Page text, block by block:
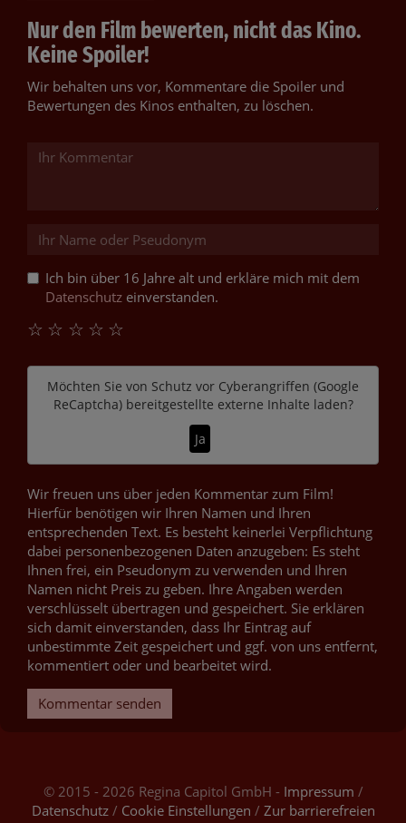
Nur den Film bewerten, nicht das Kino.
Keine Spoiler!
Wir behalten uns vor, Kommentare die Spoiler und
Bewertungen des Kinos enthalten, zu löschen.
Ich bin über 16 Jahre alt und erkläre mich mit dem
Datenschutz einverstanden.
☆
☆
☆
☆
☆
Möchten Sie von Schutz vor Cyberangriffen (Google
ReCaptcha)bereitgestellte externe Inhalte laden?
Ja
Wir freuen uns über jeden Kommentar zum Film!
Hierfür benötigen wir Ihren Namen und Ihren
entsprechenden Text. Es besteht keinerlei Verpflichtung
dabei personenbezogenen Daten anzugeben: Es steht
Ihnen frei, ein Pseudonym zu verwenden und Ihren
Namen nicht Preis zu geben. Ihre Angaben werden
verschlüsselt übertragen und gespeichert. Sie erklären
sich damit einverstanden, dass Ihr Eintrag auf
unbestimmte Zeit gespeichert und ggf. von uns entfernt,
kommentiert oder und bearbeitet wird.
Kommentar senden
© 2015 - 2026 Regina Capitol GmbH - Impressum /
Datenschutz/ Cookie Einstellungen / Zur barrierefreien